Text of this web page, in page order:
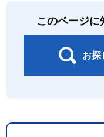
このページ
お探